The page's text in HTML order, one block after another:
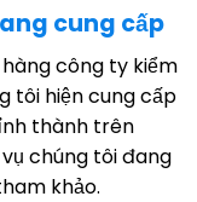
cung cấp
công ty kiểm
tôi hiện cung cấp
thành trên
chúng tôi đang
khảo.